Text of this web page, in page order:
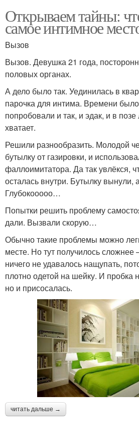
Открываем тайны:
самое интимное
Вызов
Вызов. Девушка 21 года,
половых органах.
А дело было так. Уединилась в
парочка для интима. Времени
попробовали и так, и эдак, и в
хватает.
Решили разнообразить. Молодой
бутылку от газировки, и
фаллоимитатора. Да так увлёкся,
осталась внутри. Бутылку вынули,
Глубокооооо…
Попытки решить проблему
дали. Вызвали скорую…
Обычно такие проблемы можно
месте. Но тут получилось
ничего не удавалось нащупать,
плотно одетой на шейку. И пробка
но и присосалась.
читать дальше →